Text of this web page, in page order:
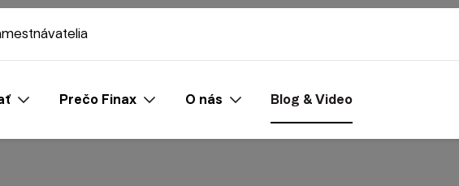
Prečo Finax O nás Blog & Video